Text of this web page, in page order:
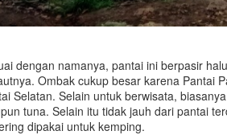
dengan namanya, pantai ini berpasir
Ombak cukup besar karena Pantai
Selatan. Selain untuk berwisata,
tuna. Selain itu tidak jauh dari pantai
dipakai untuk kemping.